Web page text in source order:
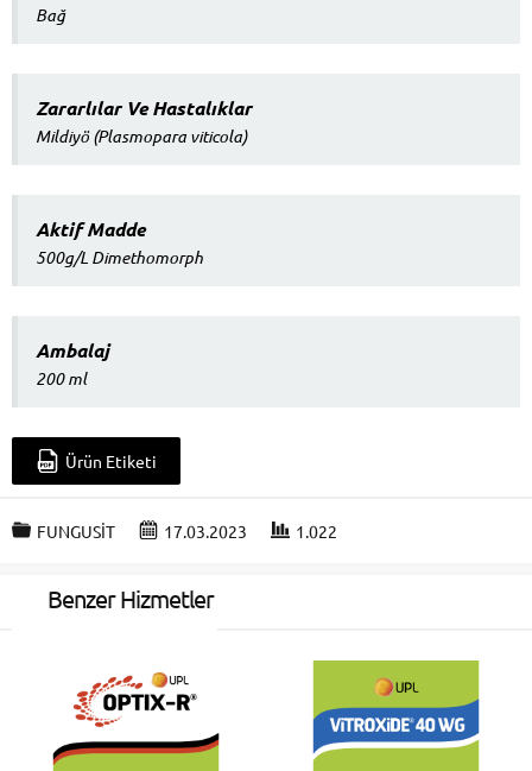
Bağ
Zararlılar Ve Hastalıklar
Mildiyö (Plasmopara viticola)
Aktif Madde
500g/L Dimethomorph
Ambalaj
200 ml
Ürün Etiketi
FUNGUSİT 17.03.2023 1.022
Benzer Hizmetler